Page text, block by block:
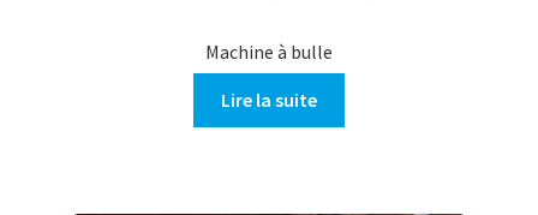
Machine à bulle
Lire la suite